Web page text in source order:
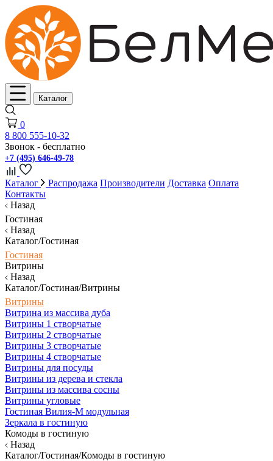
Каталог
0
8 800 555-10-32
Звонок - бесплатно
+7 (495) 646-49-78
Каталог Распродажа Производители Доставка Оплата
Контакты
Назад
Гостиная
Назад
Каталог/Гостиная
Гостиная
Витрины
Назад
Каталог/Гостиная/Витрины
Витрины
Витрина из массива дуба
Витрины 1 створчатые
Витрины 2 створчатые
Витрины 3 створчатые
Витрины 4 створчатые
Витрины для посуды
Витрины из дерева и стекла
Витрины из массива сосны
Витрины угловые
Гостиная Вилия-М модульная
Зеркала в гостиную
Комоды в гостиную
Назад
Каталог/Гостиная/Комоды в гостиную